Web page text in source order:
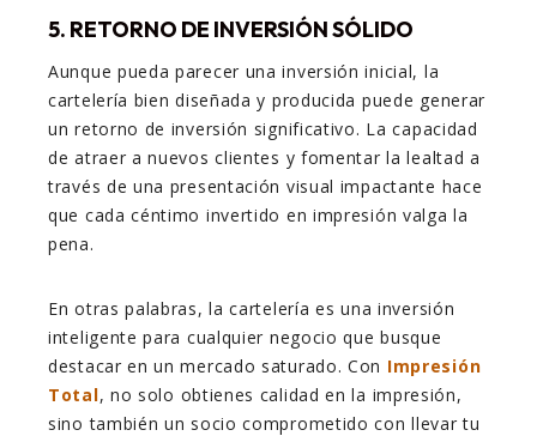
5. RETORNO DE INVERSIÓN SÓLIDO
Aunque pueda parecer una inversión inicial, la
cartelería bien diseñada y producida puede generar
un retorno de inversión significativo. La capacidad
de atraer a nuevos clientes y fomentar la lealtad a
través de una presentación visual impactante hace
que cada céntimo invertido en impresión valga la
pena.
En otras palabras, la cartelería es una inversión
inteligente para cualquier negocio que busque
destacar en un mercado saturado. Con Impresión
Total, no solo obtienes calidad en la impresión,
sino también un socio comprometido con llevar tu